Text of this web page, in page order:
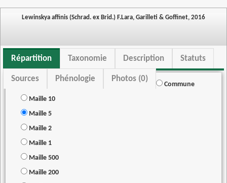
Lewinskya affinis (Schrad. ex Brid.) F.Lara, Garilleti & Goffinet, 2016
Répartition Taxonomie Description Statuts
Sources Phénologie Photos (0)
Commune
Maille 10
Maille 5
Maille 2
Maille 1
Maille 500
Maille 200